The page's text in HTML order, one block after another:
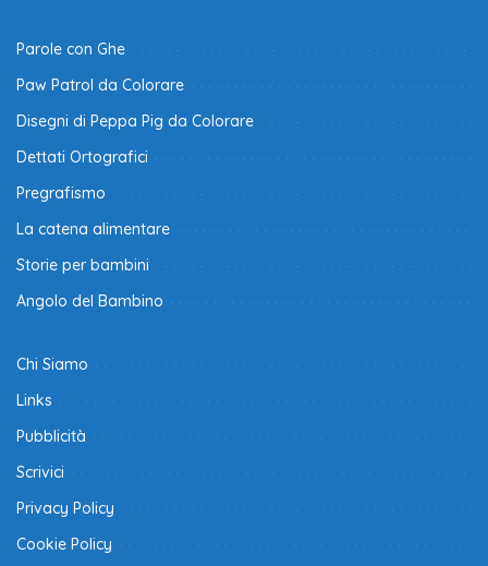
Parole con Ghe
Paw Patrol da Colorare
Disegni di Peppa Pig da Colorare
Dettati Ortografici
Pregrafismo
La catena alimentare
Storie per bambini
Angolo del Bambino
Chi Siamo
Links
Pubblicità
Scrivici
Privacy Policy
Cookie Policy